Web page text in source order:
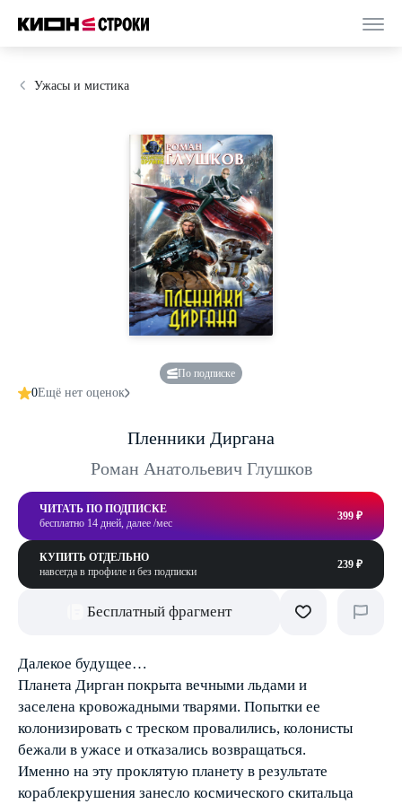
Ужасы и мистика
По подписке
0Ещё нет оценок
Пленники Диргана
Роман Анатольевич Глушков
ЧИТАТЬ ПО ПОДПИСКЕ
бесплатно 14 дней, далее /мес
399 ₽
КУПИТЬ ОТДЕЛЬНО
навсегда в профиле и без подписки
239 ₽
Бесплатный фрагмент
Далекое будущее…
Планета Дирган покрыта вечными льдами и
заселена кровожадными тварями. Попытки ее
колонизировать с треском провалились, колонисты
бежали в ужасе и отказались возвращаться.
Именно на эту проклятую планету в результате
кораблекрушения занесло космического скитальца